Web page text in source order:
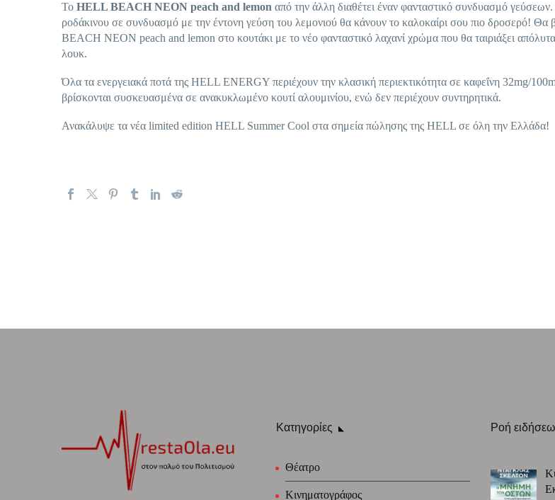
Το HELL BEACH NEON peach and lemon από την άλλη διαθέτει έναν φανταστικό συνδυασμό
ροδάκινου σε συνδυασμό με την έντονη γεύση του λεμονιού θα κάνουν το καλοκαίρι σου πιο δροσερό! Θα
BEACH NEON peach and lemon στο κουτάκι με το νέο φανταστικό λαχανί χρώμα που θα ταιριάξει
λουκ.
Όλα τα ενεργειακά ποτά της HELL ENERGY περιέχουν την κλασική περιεκτικότητα σε καφεΐνη 32mg/
βρίσκονται συσκευασμένα σε ανακυκλωμένο κουτί αλουμινίου, ενώ δεν περιέχουν συντηρητικά.
Ανακάλυψε τα νέα limited edition HELL Summer Cool στα σημεία πώλησης της HELL σε όλη την Ελλάδα!
Κατηγορίες
Θέατρο
Κινηματογράφος
Ροή